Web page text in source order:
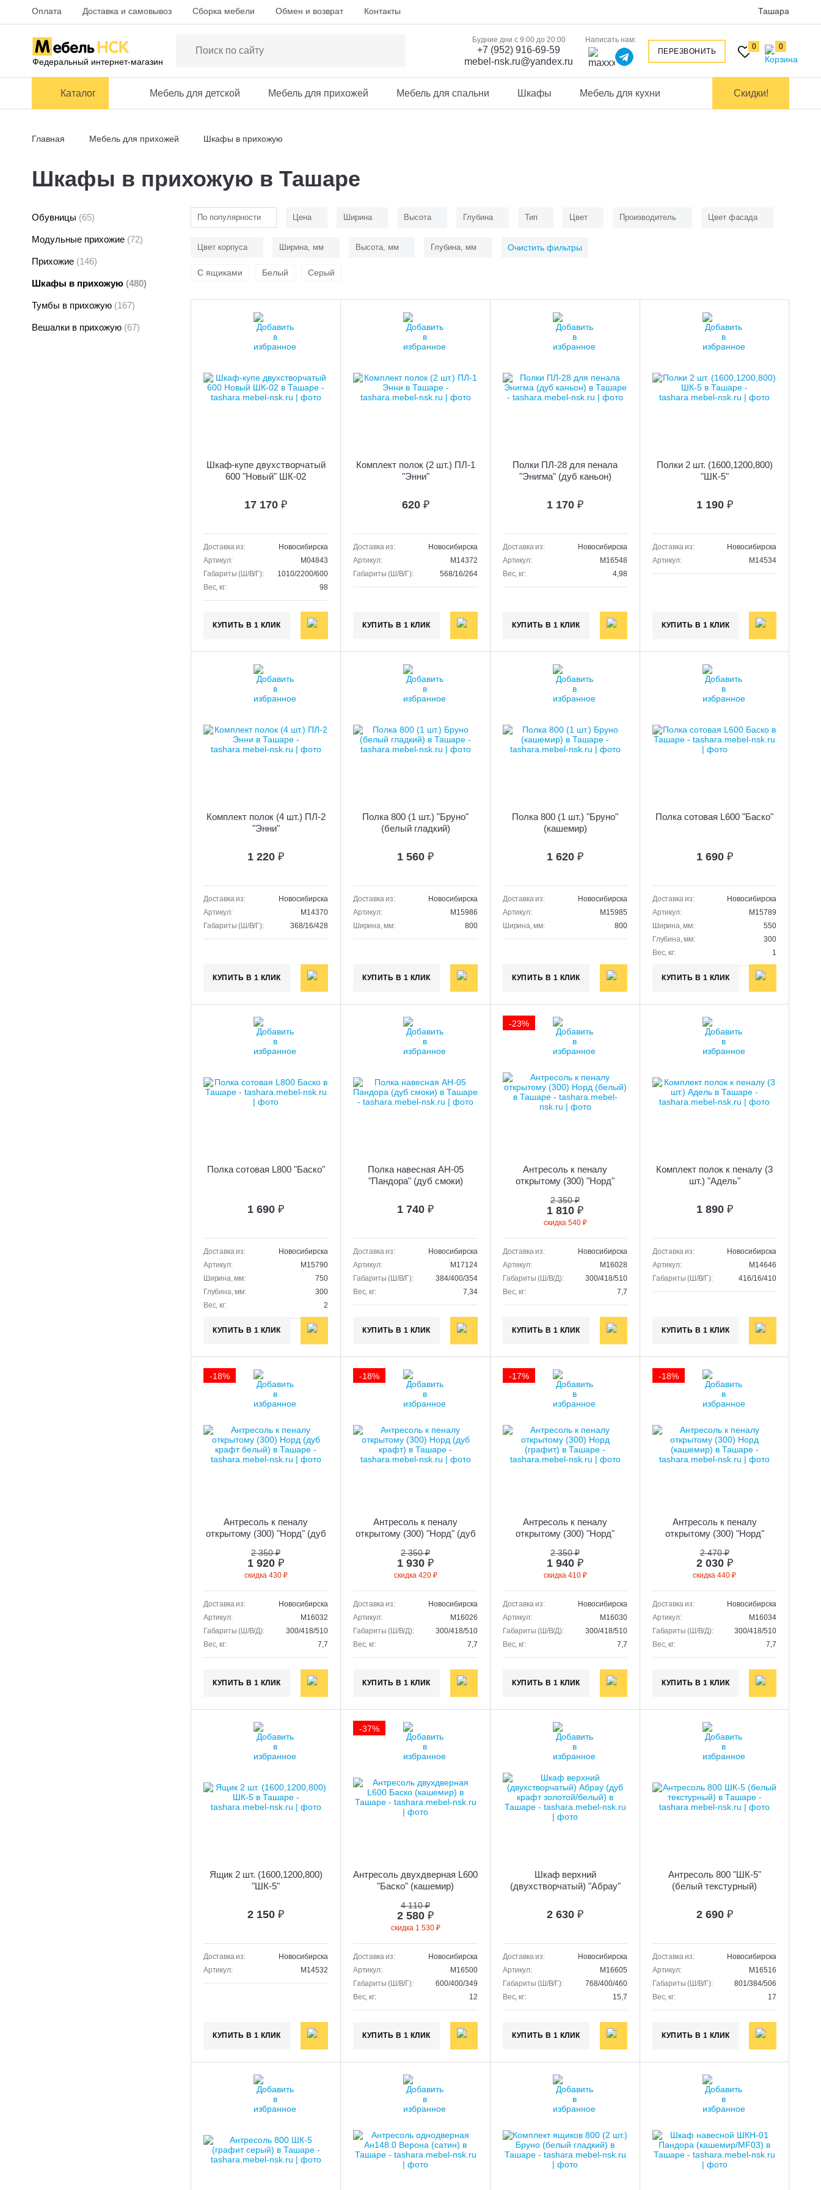
Оплата Доставка и самовывоз Сборка мебели Обмен и возврат Контакты Ташара
Федеральный интернет-магазин
0 0
ПЕРЕЗВОНИТЬ
Написать нам:
Будние дни с 9:00 до 20:00
+7 (952) 916-69-59
mebel-nsk.ru@yandex.ru
Каталог Мебель для детской Мебель для прихожей Мебель для спальни Шкафы Мебель для кухни Скидки!
Главная Мебель для прихожей Шкафы в прихожую
Шкафы в прихожую в Ташаре
Обувницы (65)
Модульные прихожие (72)
Прихожие (146)
Шкафы в прихожую (480)
Тумбы в прихожую (167)
Вешалки в прихожую (67)
По популярности Цена Ширина Высота Глубина Тип Цвет Производитель Цвет фасада
Цвет корпуса Ширина, мм Высота, мм Глубина, мм Очистить фильтры
С ящиками Белый Серый
Шкаф-купе двухстворчатый
600 "Новый" ШК-02
17 170 ₽
Доставка из:
Новосибирска
Артикул:
M04843
Габариты (Ш/В/Г):
1010/2200/600
Вес, кг:
98
КУПИТЬ В 1 КЛИК
Комплект полок (2 шт.) ПЛ-1
"Энни"
620 ₽
Доставка из:
Новосибирска
Артикул:
M14372
Габариты (Ш/В/Г):
568/16/264
КУПИТЬ В 1 КЛИК
Полки ПЛ-28 для пенала
"Энигма" (дуб каньон)
1 170 ₽
Доставка из:
Новосибирска
Артикул:
M16548
Вес, кг:
4,98
КУПИТЬ В 1 КЛИК
Полки 2 шт. (1600,1200,800)
"ШК-5"
1 190 ₽
Доставка из:
Новосибирска
Артикул:
M14534
КУПИТЬ В 1 КЛИК
Комплект полок (4 шт.) ПЛ-2
"Энни"
1 220 ₽
Доставка из:
Новосибирска
Артикул:
M14370
Габариты (Ш/В/Г):
368/16/428
КУПИТЬ В 1 КЛИК
Полка 800 (1 шт.) "Бруно"
(белый гладкий)
1 560 ₽
Доставка из:
Новосибирска
Артикул:
M15986
Ширина, мм:
800
КУПИТЬ В 1 КЛИК
Полка 800 (1 шт.) "Бруно"
(кашемир)
1 620 ₽
Доставка из:
Новосибирска
Артикул:
M15985
Ширина, мм:
800
КУПИТЬ В 1 КЛИК
Полка сотовая L600 "Баско"
1 690 ₽
Доставка из:
Новосибирска
Артикул:
M15789
Ширина, мм:
550
Глубина, мм:
300
Вес, кг:
1
КУПИТЬ В 1 КЛИК
Полка сотовая L800 "Баско"
1 690 ₽
Доставка из:
Новосибирска
Артикул:
M15790
Ширина, мм:
750
Глубина, мм:
300
Вес, кг:
2
КУПИТЬ В 1 КЛИК
Полка навесная АН-05
"Пандора" (дуб смоки)
1 740 ₽
Доставка из:
Новосибирска
Артикул:
M17124
Габариты (Ш/В/Г):
384/400/354
Вес, кг:
7,34
КУПИТЬ В 1 КЛИК
Антресоль к пеналу
открытому (300) "Норд"
2 350 ₽
1 810 ₽
скидка 540 ₽
Доставка из:
Новосибирска
Артикул:
M16028
Габариты (Ш/В/Д):
300/418/510
Вес, кг:
7,7
КУПИТЬ В 1 КЛИК
-23%
Комплект полок к пеналу (3
шт.) "Адель"
1 890 ₽
Доставка из:
Новосибирска
Артикул:
M14646
Габариты (Ш/В/Г):
416/16/410
КУПИТЬ В 1 КЛИК
Антресоль к пеналу
открытому (300) "Норд" (дуб
2 350 ₽
1 920 ₽
скидка 430 ₽
Доставка из:
Новосибирска
Артикул:
M16032
Габариты (Ш/В/Д):
300/418/510
Вес, кг:
7,7
КУПИТЬ В 1 КЛИК
-18%
Антресоль к пеналу
открытому (300) "Норд" (дуб
2 350 ₽
1 930 ₽
скидка 420 ₽
Доставка из:
Новосибирска
Артикул:
M16026
Габариты (Ш/В/Д):
300/418/510
Вес, кг:
7,7
КУПИТЬ В 1 КЛИК
-18%
Антресоль к пеналу
открытому (300) "Норд"
2 350 ₽
1 940 ₽
скидка 410 ₽
Доставка из:
Новосибирска
Артикул:
M16030
Габариты (Ш/В/Д):
300/418/510
Вес, кг:
7,7
КУПИТЬ В 1 КЛИК
-17%
Антресоль к пеналу
открытому (300) "Норд"
2 470 ₽
2 030 ₽
скидка 440 ₽
Доставка из:
Новосибирска
Артикул:
M16034
Габариты (Ш/В/Д):
300/418/510
Вес, кг:
7,7
КУПИТЬ В 1 КЛИК
-18%
Ящик 2 шт. (1600,1200,800)
"ШК-5"
2 150 ₽
Доставка из:
Новосибирска
Артикул:
M14532
КУПИТЬ В 1 КЛИК
Антресоль двухдверная L600
"Баско" (кашемир)
4 110 ₽
2 580 ₽
скидка 1 530 ₽
Доставка из:
Новосибирска
Артикул:
M16500
Габариты (Ш/В/Г):
600/400/349
Вес, кг:
12
КУПИТЬ В 1 КЛИК
-37%
Шкаф верхний
(двухстворчатый) "Абрау"
2 630 ₽
Доставка из:
Новосибирска
Артикул:
M16605
Габариты (Ш/В/Г):
768/400/460
Вес, кг:
15,7
КУПИТЬ В 1 КЛИК
Антресоль 800 "ШК-5"
(белый текстурный)
2 690 ₽
Доставка из:
Новосибирска
Артикул:
M16516
Габариты (Ш/В/Г):
801/384/506
Вес, кг:
17
КУПИТЬ В 1 КЛИК